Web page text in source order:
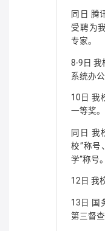
同日 腾
受聘为
专家。
8-9日
系统办
10日 我
一等奖。
同日 我
校”称号
学”称号。
12日 我
13日 国
第三督